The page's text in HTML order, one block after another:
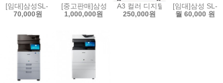
[임대]삼성SL- X3280NR A3 칼라복합기 분당 칼라28매 흑백28매 임대
70,000원
[중고판매]삼성SL- X4255LX (A3) 칼라 중고복합기
1,000,000원
A3 컬러 디지털 복합기 MX9 시
250,000원
[임대]삼성 SL-
월 60,000 원